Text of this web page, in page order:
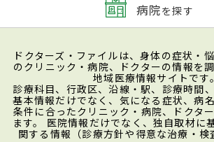
病院を探す
ドクターズ・ファイルは、身体の症状・
のクリニック・病院、ドクターの情報を
地域医療情報サイトです。
診療科目、行政区、沿線・駅、診療時間
基本情報だけでなく、気になる症状、病
条件に合ったクリニック・病院、ドクタ
ます。 医院情報だけでなく、独自取材に
関する情報（診療方針や得意な治療・検